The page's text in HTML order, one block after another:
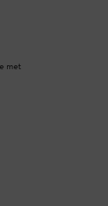
met